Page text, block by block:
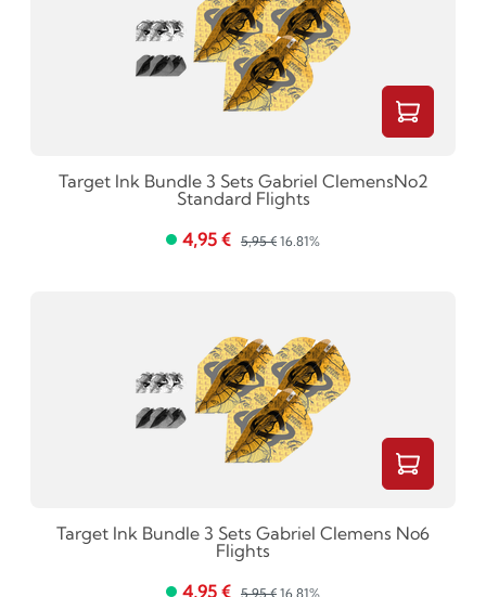
Target Ink Bundle 3 Sets Gabriel ClemensNo2
Standard Flights
4,95 € 5,95 € 16.81%
Target Ink Bundle 3 Sets Gabriel Clemens No6
Flights
4,95 € 5,95 € 16.81%